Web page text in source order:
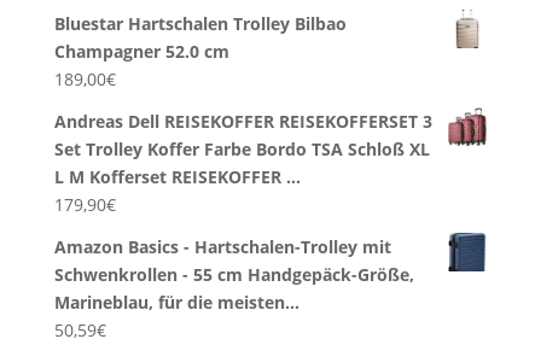
Bluestar Hartschalen Trolley Bilbao
Champagner 52.0 cm
189,00€
Andreas Dell REISEKOFFER REISEKOFFERSET 3
Set Trolley Koffer Farbe Bordo TSA Schloß XL
L M Kofferset REISEKOFFER …
179,90€
Amazon Basics - Hartschalen-Trolley mit
Schwenkrollen - 55 cm Handgepäck-Größe,
Marineblau, für die meisten…
50,59€